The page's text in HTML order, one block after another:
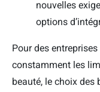
nouvelles
options
Pour des
constamment les
beauté, le choix des